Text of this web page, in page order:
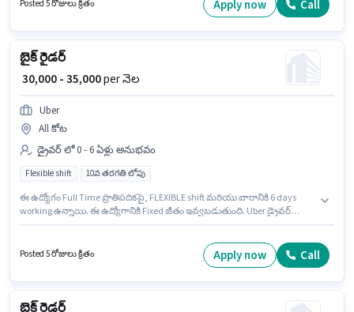
Posted 5 రోజులు క్రితం Apply now Call
బైక్ రైడర్
₹ 30,000 - 35,000per నెల
Uber
All కోట
డ్రైవర్ లో 0 - 6 ఏళ్లు అనుభవం
Flexible shift 10వ తరగతి లోపు
ఈ ఉద్యోగం Full Time ప్రాతిపదికపై, FLEXIBLE shift మరియు వారానికి 6 days
working ఉన్నాయి. ఈ ఉద్యోగానికి Fixed జీతం ఇవ్వబడుతుంది. Uber డ్రైవర్
ఉంటుంది. మీరు నెలకు ₹35000 వరకు సంపాదించవచ్చు. 10వ తరగతి లోపు అర్హత
Posted 5 రోజులు క్రితం Apply now Call